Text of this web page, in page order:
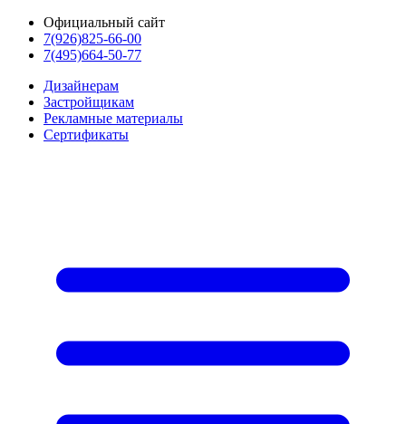
Официальный сайт
7(926)825-66-00
7(495)664-50-77
Дизайнерам
Застройщикам
Рекламные материалы
Сертификаты